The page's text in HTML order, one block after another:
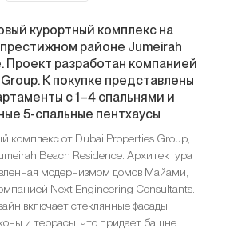
курортный комплекс на
районе Jumeirah
Проект разработан компанией
К покупке представлены
с 1–4 спальнями и
5-спальные пентхаусы
комплекс от Dubai Properties Group,
Beach Residence. Архитектура
модернизмом домов Майами,
Next Engineering Consultants.
включает стеклянные фасады,
и террасы, что придает башне